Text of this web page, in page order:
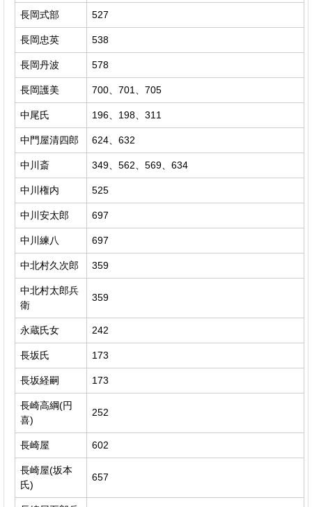
長岡式部 527
長岡忠英 538
長岡丹波 578
長岡護美 700、701、705
中尾氏 196、198、311
中門屋清四郎 624、632
中川斎 349、562、569、634
中川権内 525
中川安太郎 697
中川練八 697
中北村久次郎 359
中北村太郎兵
衛
359
永蔵氏女 242
長坂氏 173
長坂経嗣 173
長崎高綱(円
喜)
252
長崎屋 602
長崎屋(坂本
氏)
657